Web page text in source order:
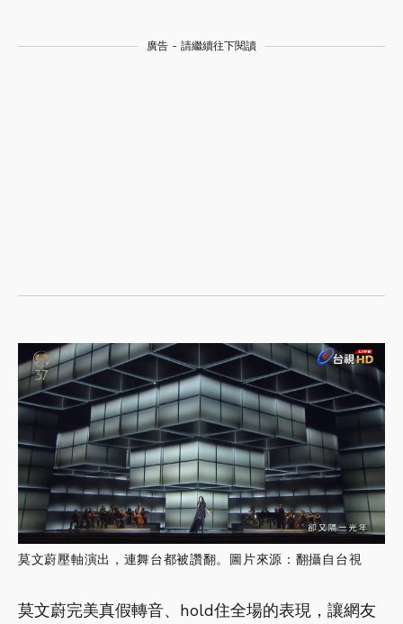
廣告 - 請繼續往下閱讀
莫文蔚壓軸演出，連舞台都被讚翻。圖片來源：翻攝自台視
莫文蔚完美真假轉音、hold住全場的表現，讓網友